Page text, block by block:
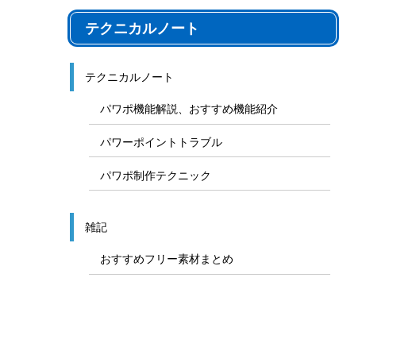
テクニカルノート
テクニカルノート
パワポ機能解説、おすすめ機能紹介
パワーポイントトラブル
パワポ制作テクニック
雑記
おすすめフリー素材まとめ